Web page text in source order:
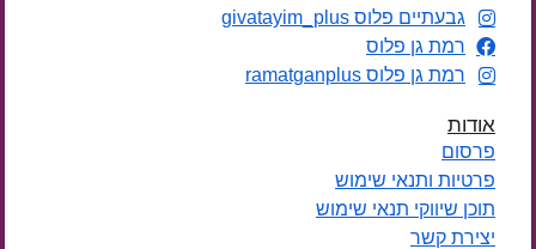
גבעתיים פלוס givatayim_plus
רמת גן פלוס
רמת גן פלוס ramatganplus
אודות
פרסום
פרטיות ותנאי שימוש
תוכן שיווקי תנאי שימוש
יצירת קשר